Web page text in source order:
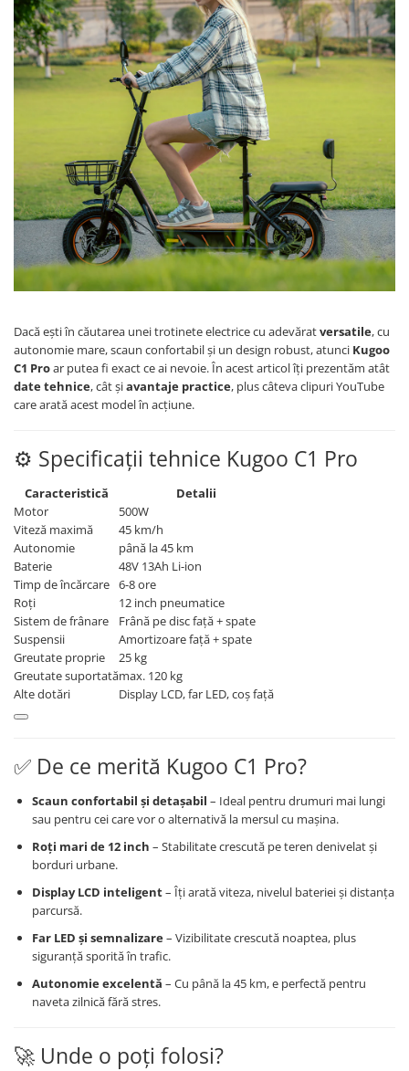
Etrieri
https://www.doctortrotineta.ro/lumini
Stop trotineta
Faruri
https://www.doctortrotineta.ro/cadru
Cricuri trotineta
Suruburi
Suspensie
Dacă ești în căutarea unei trotinete electrice cu adevăratversatile, cu
autonomie mare, scaun confortabil și un design robust, atunci Kugoo
C1 Proar putea fi exact ce ai nevoie. În acest articol îți prezentăm atât
date tehnice, cât șiavantaje practice, plus câteva clipuri YouTube
care arată acest model în acțiune.
⚙️ Specificații tehnice Kugoo C1 Pro
Caracteristică
Detalii
Motor
500W
Viteză maximă
45 km/h
Autonomie
până la 45 km
Baterie
48V 13Ah Li-ion
Timp de încărcare 6-8 ore
Roți
12 inch pneumatice
Sistem de frânare
Frână pe disc față + spate
Suspensii
Amortizoare față + spate
Greutate proprie
25 kg
Greutate suportatămax. 120 kg
Alte dotări
Display LCD, far LED, coș față
✅ De ce merită Kugoo C1 Pro?
Scaun confortabil și detașabil – Ideal pentru drumuri mai lungi
sau pentru cei care vor o alternativă la mersul cu mașina.
Roți mari de 12 inch – Stabilitate crescută pe teren denivelat și
borduri urbane.
Display LCD inteligent– Îți arată viteza, nivelul bateriei și distanța
parcursă.
Far LED și semnalizare– Vizibilitate crescută noaptea, plus
siguranță sporită în trafic.
Autonomie excelentă – Cu până la 45 km, e perfectă pentru
naveta zilnică fără stres.
🚀 Unde o poți folosi?